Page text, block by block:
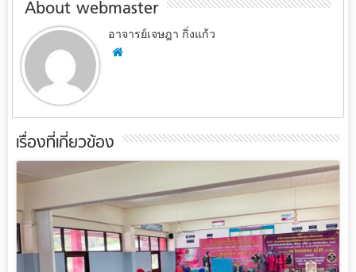
About webmaster
อาจารย์เจษฎา กิ่งแก้ว
เรื่องที่เกี่ยวข้อง